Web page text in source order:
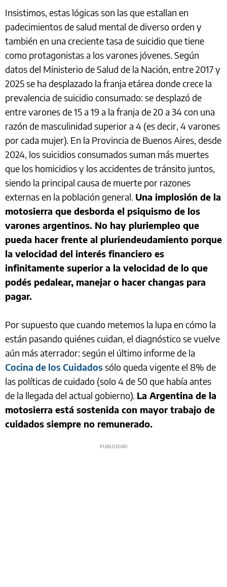
Insistimos, estas lógicas son las que estallan en
padecimientos de salud mental de diverso orden y
también en una creciente tasa de suicidio que tiene
como protagonistas a los varones jóvenes. Según
datos del Ministerio de Salud de la Nación, entre 2017 y
2025 se ha desplazado la franja etárea donde crece la
prevalencia de suicidio consumado: se desplazó de
entre varones de 15 a 19 a la franja de 20 a 34 con una
razón de masculinidad superior a 4 (es decir, 4 varones
por cada mujer). En la Provincia de Buenos Aires, desde
2024, los suicidios consumados suman más muertes
que los homicidios y los accidentes de tránsito juntos,
siendo la principal causa de muerte por razones
externas en la población general. Una implosión de la
motosierra que desborda el psiquismo de los
varones argentinos. No hay pluriempleo que
pueda hacer frente al pluriendeudamiento porque
la velocidad del interés financiero es
infinitamente superior a la velocidad de lo que
podés pedalear, manejar o hacer changas para
pagar.
Por supuesto que cuando metemos la lupa en cómo la
están pasando quiénes cuidan, el diagnóstico se vuelve
aún más aterrador: según el último informe de la
Cocina de los Cuidados sólo queda vigente el 8% de
las políticas de cuidado (solo 4 de 50 que había antes
de la llegada del actual gobierno). La Argentina de la
motosierra está sostenida con mayor trabajo de
cuidados siempre no remunerado.